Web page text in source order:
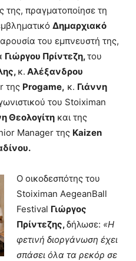
της, πραγματοποίησε τη
Δημαρχιακό
του εμπνευστή της,
Γιώργου Πρίντεζη,του
κ. Αλέξανδρου
της Progame, κ. Γιάννη
του Stoiximan
Θεολογίτη και της
Manager της Kaizen
Ο οικοδεσπότης του
Stoiximan AegeanBall
Festival Γιώργος
Πρίντεζης,δήλωσε: «Η
φετινή διοργάνωση έχει
σπάσει όλα τα ρεκόρ σε